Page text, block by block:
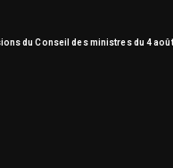
du Conseil des ministres du 4